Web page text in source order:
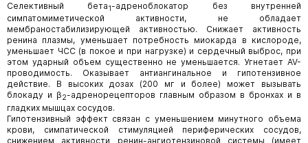
Селективный бета1-адреноблокатор без внутренней
симпатомиметической активности, не обладает
мембраностабилизирующей активностью. Снижает активность
ренина плазмы, уменьшает потребность миокарда в кислороде,
уменьшает ЧСС (в покое и при нагрузке) и сердечный выброс, при
этом ударный объем существенно не уменьшается. Угнетает AV-
проводимость. Оказывает антиангинальное и гипотензивное
действие. В высоких дозах (200 мг и более) может вызывать
блокаду и β2-адренорецепторов главным образом в бронхах и в
гладких мышцах сосудов.
Гипотензивный эффект связан с уменьшением минутного объема
крови, симпатической стимуляцией периферических сосудов,
снижением активности ренин-ангиотензиновой системы (имеет